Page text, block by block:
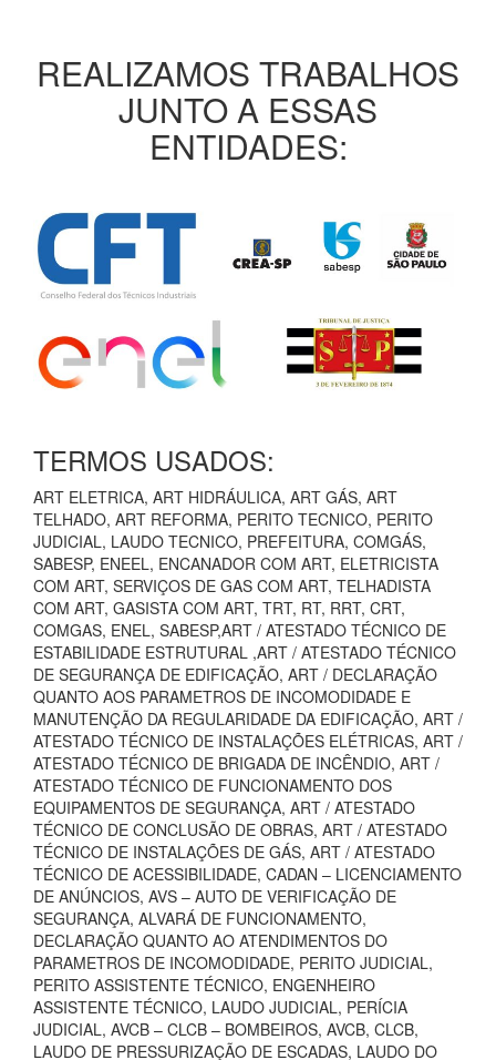
REALIZAMOS TRABALHOS
JUNTO A ESSAS
ENTIDADES:
TERMOS USADOS:
ART ELETRICA, ART HIDRÁULICA, ART GÁS, ART
TELHADO, ART REFORMA, PERITO TECNICO, PERITO
JUDICIAL, LAUDO TECNICO, PREFEITURA, COMGÁS,
SABESP, ENEEL, ENCANADOR COM ART, ELETRICISTA
COM ART, SERVIÇOS DE GAS COM ART, TELHADISTA
COM ART, GASISTA COM ART, TRT, RT, RRT, CRT,
COMGAS, ENEL, SABESP,ART / ATESTADO TÉCNICO DE
ESTABILIDADE ESTRUTURAL ,ART / ATESTADO TÉCNICO
DE SEGURANÇA DE EDIFICAÇÃO, ART / DECLARAÇÃO
QUANTO AOS PARAMETROS DE INCOMODIDADE E
MANUTENÇÃO DA REGULARIDADE DA EDIFICAÇÃO, ART /
ATESTADO TÉCNICO DE INSTALAÇÕES ELÉTRICAS, ART /
ATESTADO TÉCNICO DE BRIGADA DE INCÊNDIO, ART /
ATESTADO TÉCNICO DE FUNCIONAMENTO DOS
EQUIPAMENTOS DE SEGURANÇA, ART / ATESTADO
TÉCNICO DE CONCLUSÃO DE OBRAS, ART / ATESTADO
TÉCNICO DE INSTALAÇÕES DE GÁS, ART / ATESTADO
TÉCNICO DE ACESSIBILIDADE, CADAN – LICENCIAMENTO
DE ANÚNCIOS, AVS – AUTO DE VERIFICAÇÃO DE
SEGURANÇA, ALVARÁ DE FUNCIONAMENTO,
DECLARAÇÃO QUANTO AO ATENDIMENTOS DO
PARAMETROS DE INCOMODIDADE, PERITO JUDICIAL,
PERITO ASSISTENTE TÉCNICO, ENGENHEIRO
ASSISTENTE TÉCNICO, LAUDO JUDICIAL, PERÍCIA
JUDICIAL, AVCB – CLCB – BOMBEIROS, AVCB, CLCB,
LAUDO DE PRESSURIZAÇÃO DE ESCADAS, LAUDO DO